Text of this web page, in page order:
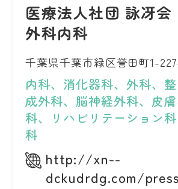
医療法人社団 詠冴会
外科内科
千葉県千葉市緑区誉田町1-
内科、消化器科、外科、
成外科、脳神経外科、皮
科、リハビリテーション
科
http://xn--
dckudrdg.com/